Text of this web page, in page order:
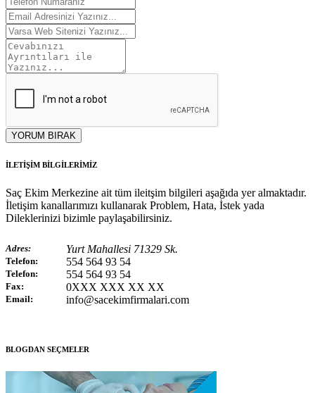
YORUM BIRAK
İLETİŞİM BİLGİLERİMİZ
Saç Ekim Merkezine ait tüm ileitşim bilgileri aşağıda yer almaktadır.
İletişim kanallarımızı kullanarak Problem, Hata, İstek yada
Dileklerinizi bizimle paylaşabilirsiniz.
Adres: Yurt Mahallesi 71329 Sk.
Telefon: 554 564 93 54
Telefon: 554 564 93 54
Fax: 0XXX XXX XX XX
Email: info@sacekimfirmalari.com
BLOGDAN SEÇMELER